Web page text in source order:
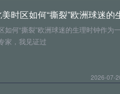
如何“撕裂”欧洲球迷的生理时钟作为
家，我见证过
2026-07-